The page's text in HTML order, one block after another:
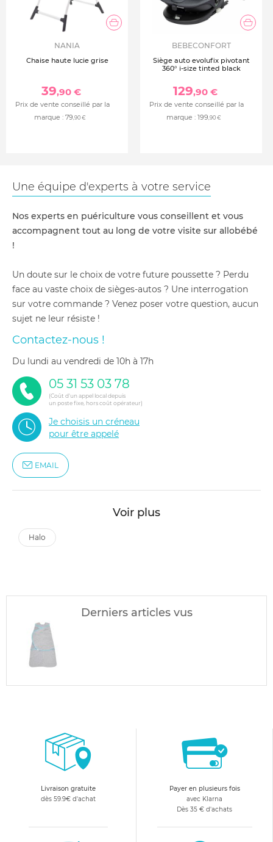
NANIA
Chaise haute lucie grise
39,90 €
Prix de vente conseillé par la
marque : 79,90 €
BEBECONFORT
Siège auto evolufix pivotant
360° i-size tinted black
129,90 €
Prix de vente conseillé par la
marque : 199,90 €
Une équipe d'experts à votre service
Nos experts en puériculture vous conseillent et vous
accompagnent tout au long de votre visite sur allobébé
!
Un doute sur le choix de votre future poussette ? Perdu
face au vaste choix de sièges-autos ? Une interrogation
sur votre commande ? Venez poser votre question, aucun
sujet ne leur résiste !
Contactez-nous !
du lundi au vendredi de 10h à 17h
05 31 53 03 78
(Coût d'un appel local depuis
un poste fixe, hors coût opérateur)
Je choisis un créneau
pour être appelé
EMAIL
Voir plus
halo
Derniers articles vus
Livraison gratuite
dès 59.9€ d'achat
Payer en plusieurs fois
avec Klarna
Dès 35 € d'achats